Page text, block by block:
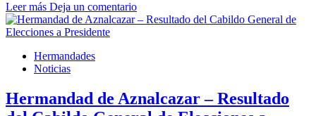
Leer más Deja un comentario
Hermandades
Noticias
Hermandad de Aznalcazar – Resultado